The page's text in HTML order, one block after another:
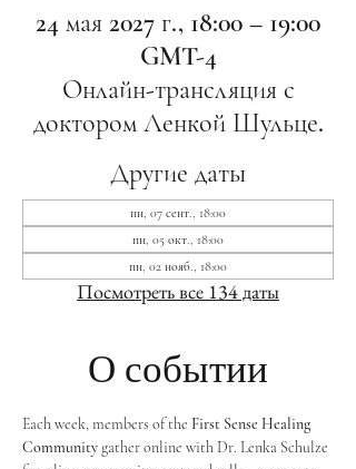
24 мая 2027 г., 18:00 – 19:00
GMT-4
Онлайн-трансляция с
доктором Ленкой Шульце.
Другие даты
пн, 07 сент., 18:00
пн, 05 окт., 18:00
пн, 02 нояб., 18:00
Посмотреть все 134 даты
О событии
Each week, members of the First Sense Healing
Community gather online with Dr. Lenka Schulze